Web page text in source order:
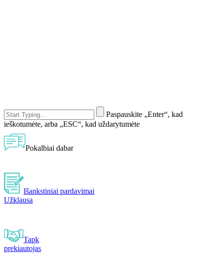
Paspauskite „Enter“, kad
ieškotumėte, arba „ESC“, kad uždarytumėte
Pokalbiai dabar
Išankstiniai pardavimai
Užklausa
Tapk
prekiautojas